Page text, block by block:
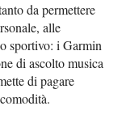
da permettere
alle
sportivo: i Garmin
di ascolto musica
di pagare